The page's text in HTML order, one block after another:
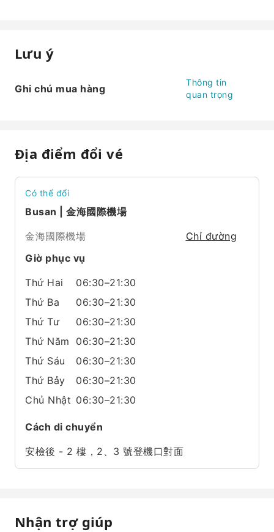
Lưu ý
Ghi chú mua hàng
Thông tin
quan trọng
Địa điểm đổi vé
Có thể đổi
Busan | 金海國際機場
金海國際機場
Chỉ đường
Giờ phục vụ
Thứ Hai
06:30–21:30
Thứ Ba
06:30–21:30
Thứ Tư
06:30–21:30
Thứ Năm
06:30–21:30
Thứ Sáu
06:30–21:30
Thứ Bảy
06:30–21:30
Chủ Nhật 06:30–21:30
Cách di chuyển
安檢後 - 2 樓，2、3 號登機口對面
Nhận trợ giúp